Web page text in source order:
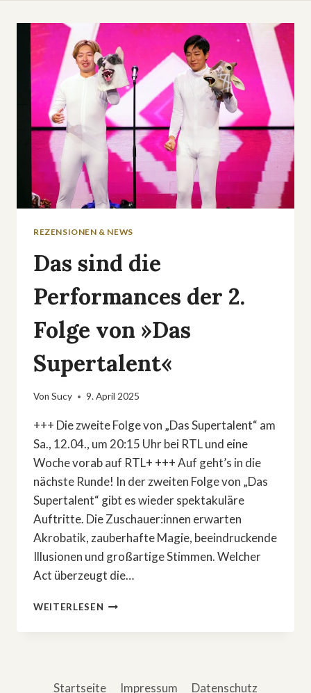
REZENSIONEN & NEWS
Das sind die
Performances der 2.
Folge von »Das
Supertalent«
Von Sucy 9. April 2025
+++ Die zweite Folge von „Das Supertalent“ am
Sa., 12.04., um 20:15 Uhr bei RTL und eine
Woche vorab auf RTL+ +++ Auf geht’s in die
nächste Runde! In der zweiten Folge von „Das
Supertalent“ gibt es wieder spektakuläre
Auftritte. Die Zuschauer:innen erwarten
Akrobatik, zauberhafte Magie, beeindruckende
Illusionen und großartige Stimmen. Welcher
Act überzeugt die…
WEITERLESEN DAS
DIE
FOLGE
Startseite Impressum Datenschutz